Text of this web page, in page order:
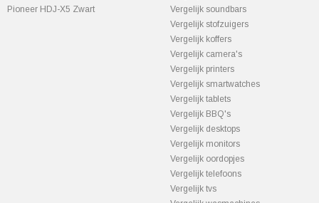
Pioneer HDJ-X5 Zwart
Vergelijk soundbars
Vergelijk stofzuigers
Vergelijk koffers
Vergelijk camera's
Vergelijk printers
Vergelijk smartwatches
Vergelijk tablets
Vergelijk BBQ's
Vergelijk desktops
Vergelijk monitors
Vergelijk oordopjes
Vergelijk telefoons
Vergelijk tvs